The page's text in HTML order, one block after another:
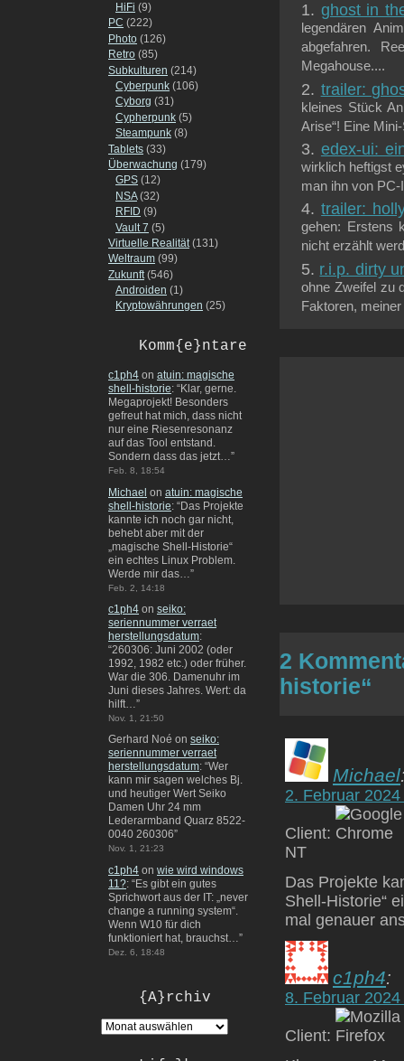
HiFi (9)
PC (222)
Photo (126)
Retro (85)
Subkulturen (214)
Cyberpunk (106)
Cyborg (31)
Cypherpunk (5)
Steampunk (8)
Tablets (33)
Überwachung (179)
GPS (12)
NSA(32)
RFID (9)
Vault 7 (5)
Virtuelle Realität(131)
Weltraum (99)
Zukunft (546)
Androiden (1)
Kryptowährungen (25)
Komm{e}ntare
c1ph4 on atuin: magische
shell-historie: “Klar, gerne.
Megaprojekt! Besonders
gefreut hat mich, dass nicht
nur eine Riesenresonanz
auf das Tool entstand.
Sondern dass das jetzt…”
Feb. 8, 18:54
Michael on atuin: magische
shell-historie: “Das Projekte
kannte ich noch gar nicht,
behebt aber mit der
„magische Shell-Historie“
ein echtes Linux Problem.
Werde mir das… ”
Feb. 2, 14:18
c1ph4 on seiko:
seriennummer verraet
herstellungsdatum:
“260306: Juni 2002 (oder
1992, 1982 etc.) oder früher.
War die 306. Damenuhr im
Juni dieses Jahres. Wert: da
hilft…”
Nov. 1, 21:50
Gerhard Noé on seiko:
seriennummer verraet
herstellungsdatum: “Wer
kann mir sagen welches Bj.
und heutiger Wert Seiko
Damen Uhr 24 mm
Lederarmband Quarz 8522-
0040 260306”
Nov. 1, 21:23
c1ph4 on wie wird windows
11?: “Es gibt ein gutes
Sprichwort aus der IT: „never
change a running system“.
Wenn W10 für dich
funktioniert hat, brauchst…”
Dez. 6, 18:48
{A}rchiv
ghost in
legendären
abgefahren.
Megahouse....
trailer:
kleines Stück
Arise“! Eine
edex-ui:
wirklich heftigst
man ihn von PC-
trailer:
gehen: Erstens
nicht erzählt
r.i.p. dirty
ohne Zweifel zu
Faktoren,
2
historie“
Michael
2. Februar
Client:
NT
Das Projekte
Shell-Historie“
mal genauer
c1ph4:
8. Februar
Client: